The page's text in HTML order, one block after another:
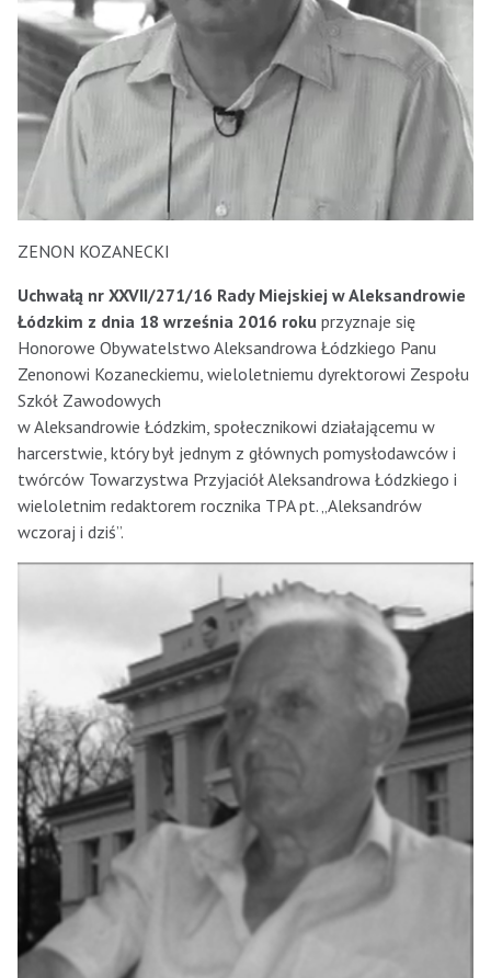
ZENON KOZANECKI
Uchwałą nr XXVII/271/16 Rady Miejskiej w Aleksandrowie
Łódzkim z dnia 18 września 2016 roku przyznaje się
Honorowe Obywatelstwo Aleksandrowa Łódzkiego Panu
Zenonowi Kozaneckiemu, wieloletniemu dyrektorowi Zespołu
Szkół Zawodowych
w Aleksandrowie Łódzkim, społecznikowi działającemu w
harcerstwie, który był jednym z głównych pomysłodawców i
twórców Towarzystwa Przyjaciół Aleksandrowa Łódzkiego i
wieloletnim redaktorem rocznika TPA pt. „Aleksandrów
wczoraj i dziś”.